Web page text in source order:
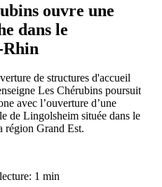
ouvre une
dans le
Rhin
de structures d'accueil
Les Chérubins poursuit
avec l’ouverture d’une
de Lingolsheim située dans le
région Grand Est.
1 min